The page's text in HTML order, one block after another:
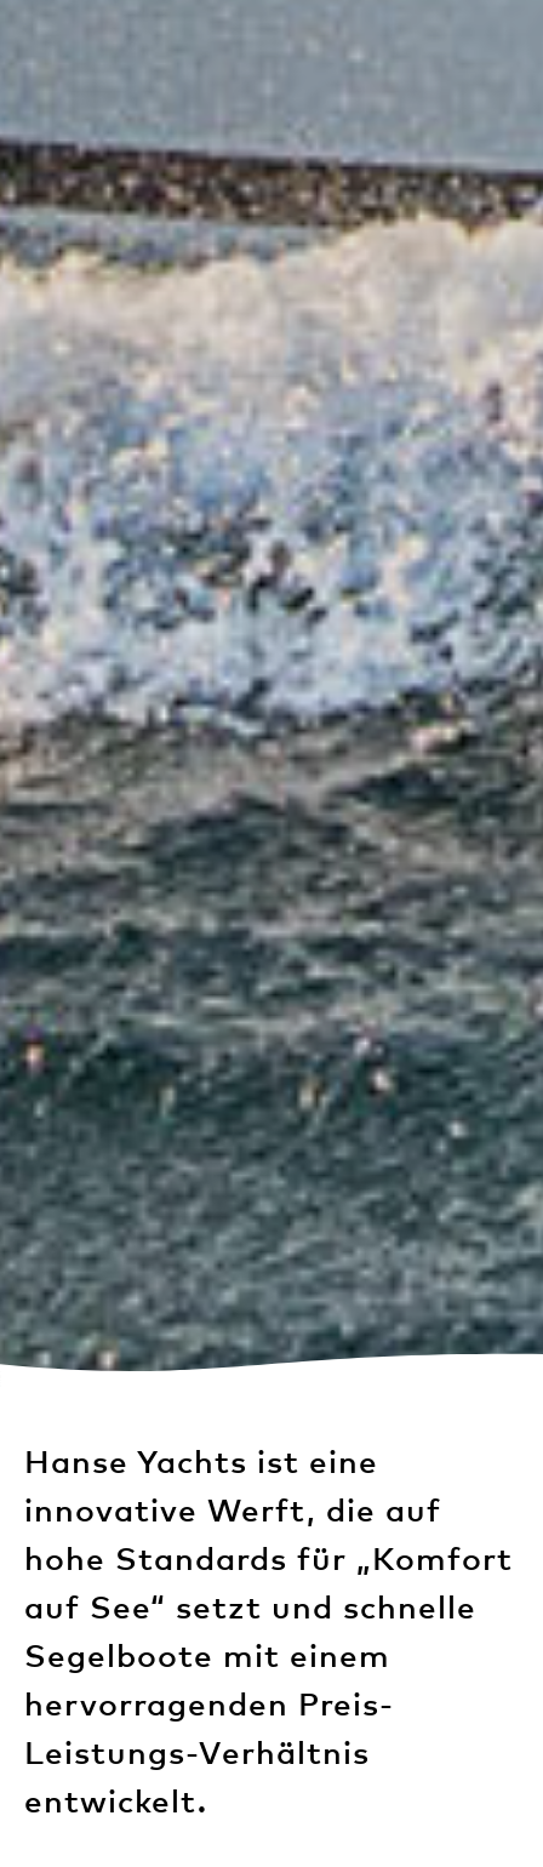
Wave-plain
Hanse Yachts ist eine
innovative Werft, die auf
hohe Standards für „Komfort
auf See“ setzt und schnelle
Segelboote mit einem
hervorragenden Preis-
Leistungs-Verhältnis
entwickelt.